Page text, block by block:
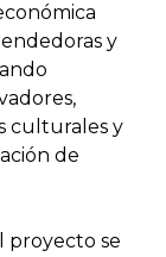
y
culturales y
de
proyecto se